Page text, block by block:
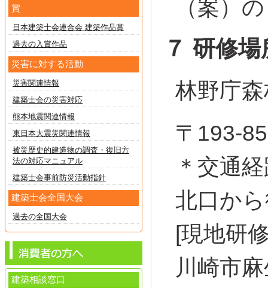
（案）
７ 研修場
林野庁
〒193-
＊交通
北口か
[現地研
川崎市
賞
日本建築士会連合会 建築作品賞
過去の入賞作品
災害に対する活動
災害関連情報
建築士会の災害対応
熊本地震関連情報
東日本大震災関連情報
被災歴史的建造物の調査・復旧方
法の対応マニュアル
建築士会事前防災活動指針
建築士会全国大会
過去の全国大会
建築相談窓口